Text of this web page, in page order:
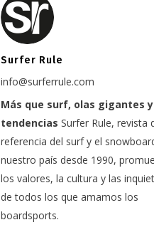
Surfer Rule
info@surferrule.com
Más que surf, olas gigantes y
tendencias Surfer Rule, revista
referencia del surf y el
nuestro país desde 1990,
los valores, la cultura y las
de todos los que amamos los
boardsports.